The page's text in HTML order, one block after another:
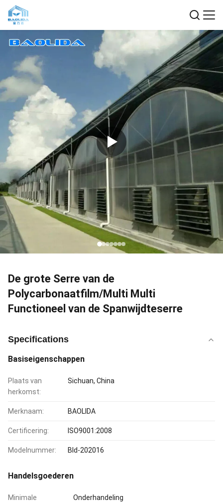
De grote Serre van de
Polycarbonaatfilm/Multi Multi
Functioneel van de Spanwijdteserre
Specifications
Basiseigenschappen
Plaats van
herkomst:
Sichuan, China
Merknaam: BAOLIDA
Certificering: ISO9001:2008
Modelnummer: Bld-202016
Handelsgoederen
Minimale
Onderhandeling